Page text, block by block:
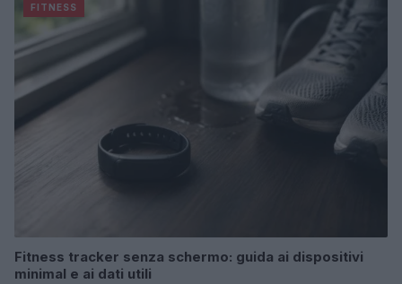
FITNESS
Fitness tracker senza schermo: guida ai dispositivi
minimal e ai dati utili